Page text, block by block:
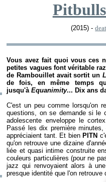
(2015) -
Vous avez fait quoi vous ces
petites vagues font véritable
de Rambouillet avait sortit un
de fois, en même temps
jusqu'àEquanimity... Dix ans
C'est un peu comme lorsqu'on
questions, on se demande si le
adolescente enveloppe le
Passé les dix première
appréciaient tant. Et bien PITN
qu'on retrouve une dizaine
liée et quasi intime construite
couleurs particulières (pour ne
jazz qui renvoyaient alors à
presque identité que l'on retrouve